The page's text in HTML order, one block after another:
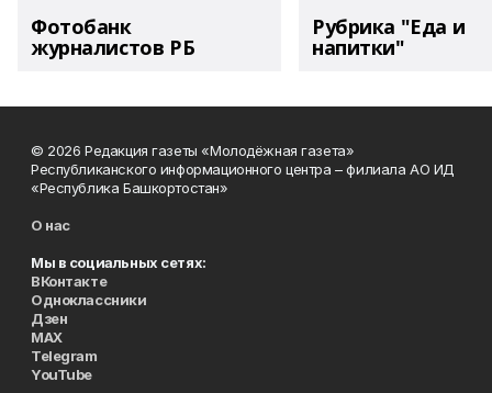
Фотобанк
журналистов РБ
Рубрика "Еда и
напитки"
© 2026 Редакция газеты «Молодёжная газета»
Республиканского информационного центра – филиала АО ИД
«Республика Башкортостан»
О нас
Мы в социальных сетях:
ВКонтакте
Одноклассники
Дзен
MAX
Telegram
YouTube